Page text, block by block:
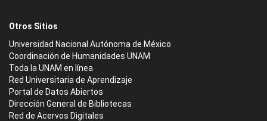
Otros Sitios
Universidad Nacional Autónoma de México
Coordinación de Humanidades UNAM
Toda la UNAM en línea
Red Universitaria de Aprendizaje
Portal de Datos Abiertos
Dirección General de Bibliotecas
Red de Acervos Digitales